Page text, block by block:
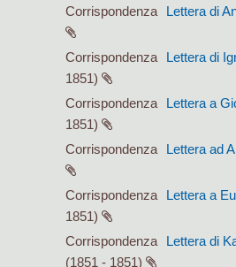
Corrispondenza
Lettera di
Corrispondenza Lettera di
1851)
Corrispondenza
Lettera a
1851)
Corrispondenza
Lettera ad
Corrispondenza Lettera a
1851)
Corrispondenza
Lettera di
(1851 - 1851)